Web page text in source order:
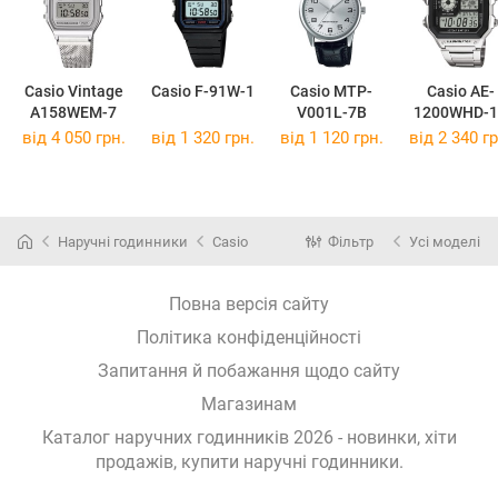
Casio Vintage
A158WEM-7
Casio F-91W-1
Casio MTP-
V001L-7B
Casio AE-
1200WHD-
від 4 050 грн. від 1 320 грн. від 1 120 грн. від 2 340
Наручні годинники Casio Фільтр Усі моделі
Повна версія сайту
Політика конфіденційності
Запитання й побажання щодо сайту
Магазинам
Каталог наручних годинників 2026 - новинки, хіти
продажів, купити наручні годинники.